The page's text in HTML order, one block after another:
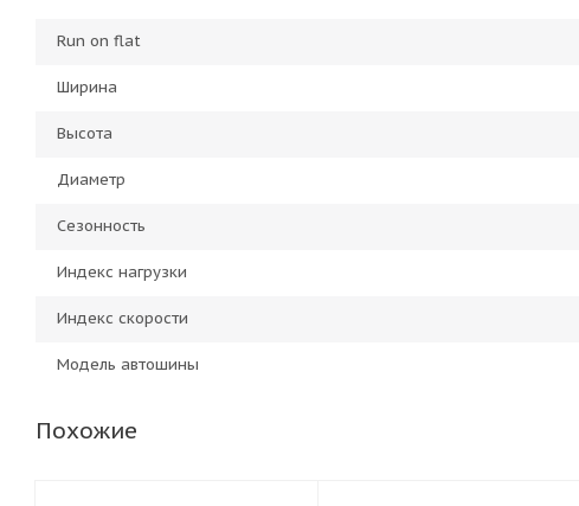
Run on flat
Ширина
Высота
Диаметр
Сезонность
Индекс нагрузки
Индекс скорости
Модель автошины
Похожие